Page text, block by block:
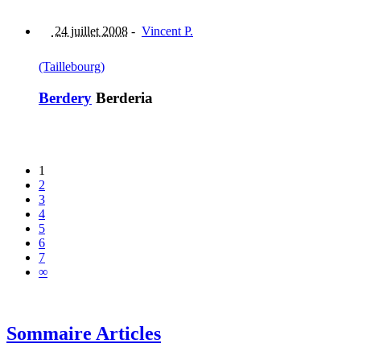
24 juillet 2008 - Vincent P.
(Taillebourg)
Berdery Berderia
1
2
3
4
5
6
7
∞
Sommaire Articles